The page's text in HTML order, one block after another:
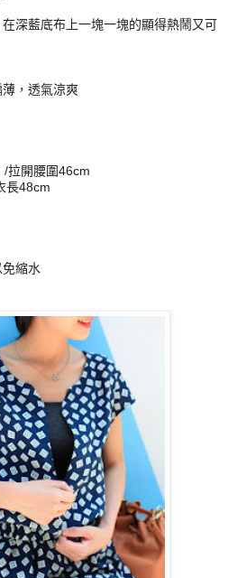
在深藍底布上一塊一塊的顯得熱鬧又可
，透氣涼爽
/拉開腰圍46cm
長48cm
縮水